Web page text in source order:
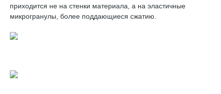
приходится не на стенки материала, а на эластичные
микрогранулы, более поддающиеся сжатию.